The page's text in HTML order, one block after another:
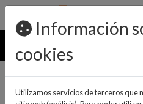
924 047 836
MENU
Información
cookies
Utilizamos servicios de terceros que